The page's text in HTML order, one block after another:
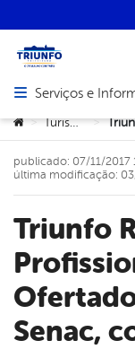
Abrir menu
Serviços e
Você está aqui:
> Turismo >
Triunfo Receberá Cursos
Senac,
publicado: 07/11/2017
última modificação: